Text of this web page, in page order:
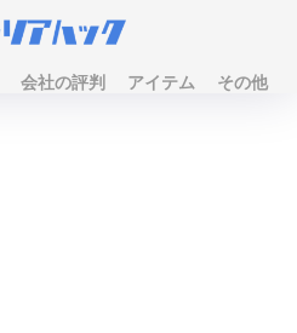
会社の評判 アイテム その他